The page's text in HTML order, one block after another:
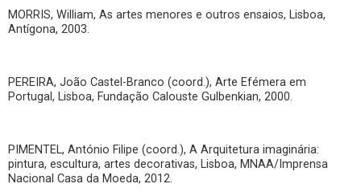
MORRIS, William, As artes menores e outros ensaios, Lisboa,
Antígona, 2003.
PEREIRA, João Castel-Branco (coord.), Arte Efémera em
Portugal, Lisboa, Fundação Calouste Gulbenkian, 2000.
PIMENTEL, António Filipe (coord.), A Arquitetura imaginária:
pintura, escultura, artes decorativas, Lisboa, MNAA/Imprensa
Nacional Casa da Moeda, 2012.